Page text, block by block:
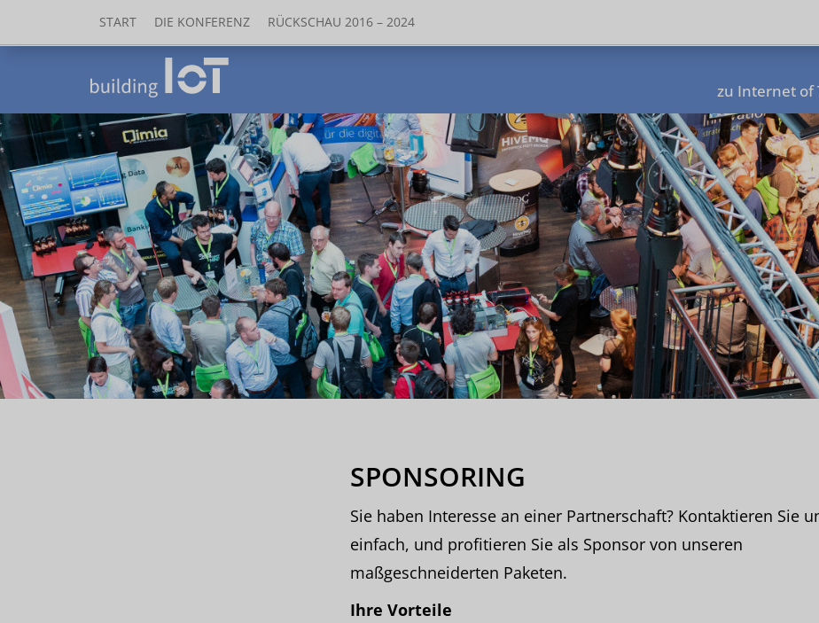
START DIE KONFERENZ RÜCKSCHAU 2016 – 2024
zu Internet of
SPONSORING
Sie haben Interesse an einer Partnerschaft? Kontaktieren Sie
einfach, und profitieren Sie als Sponsor von unseren
maßgeschneiderten Paketen.
Ihre Vorteile